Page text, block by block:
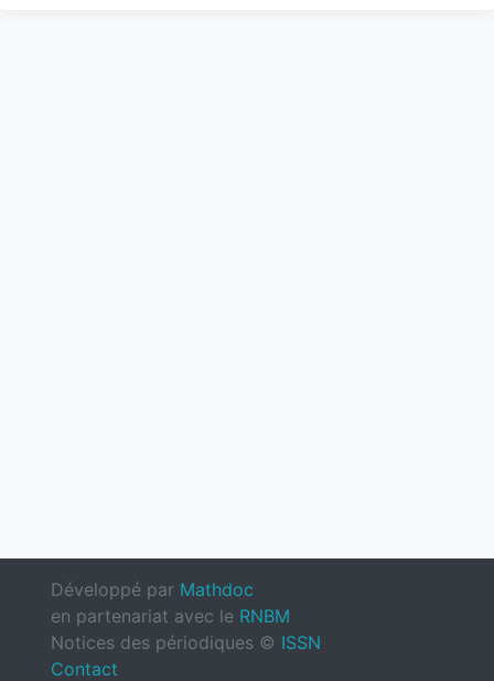
Développé par Mathdoc
en partenariat avec le RNBM
Notices des périodiques © ISSN
Contact